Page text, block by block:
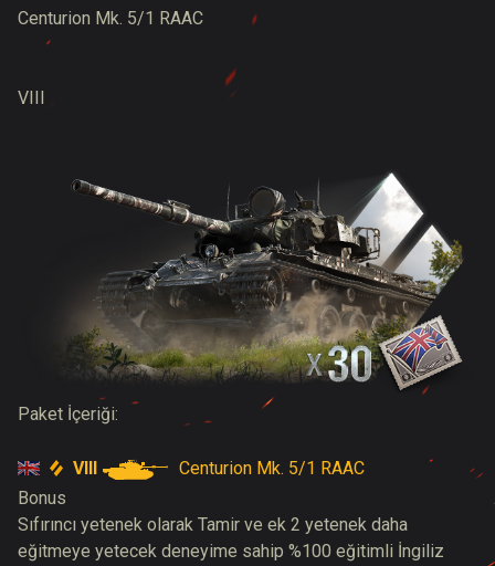
Centurion Mk. 5/1 RAAC
VIII
Paket İçeriği:
VIII
Centurion Mk. 5/1 RAAC
Bonus
Sıfırıncı yetenek olarak Tamir ve ek 2 yetenek daha
eğitmeye yetecek deneyime sahip %100 eğitimli İngiliz